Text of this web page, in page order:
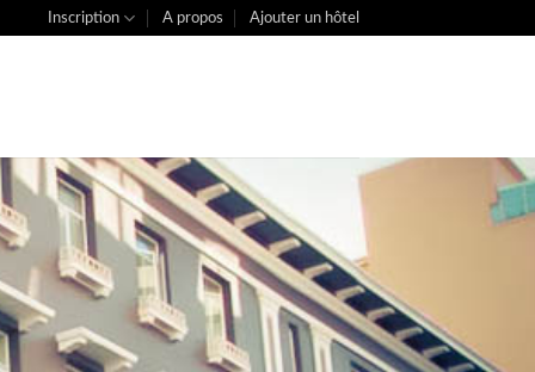
Inscription A propos Ajouter un hôtel